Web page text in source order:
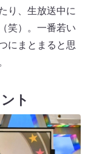
り、生放送中に
笑）。一番若い
にまとまると思
ト